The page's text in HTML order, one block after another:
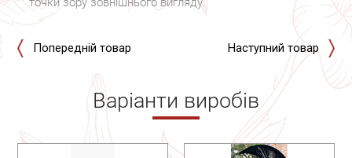
Попередній товар Наступний товар
Варіанти виробів